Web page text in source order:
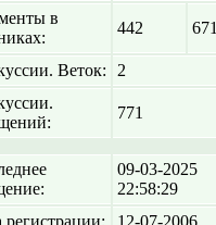
в
442
Веток:
2
771
09-03-2025
22:58:29
регистрации:
12-07-2006